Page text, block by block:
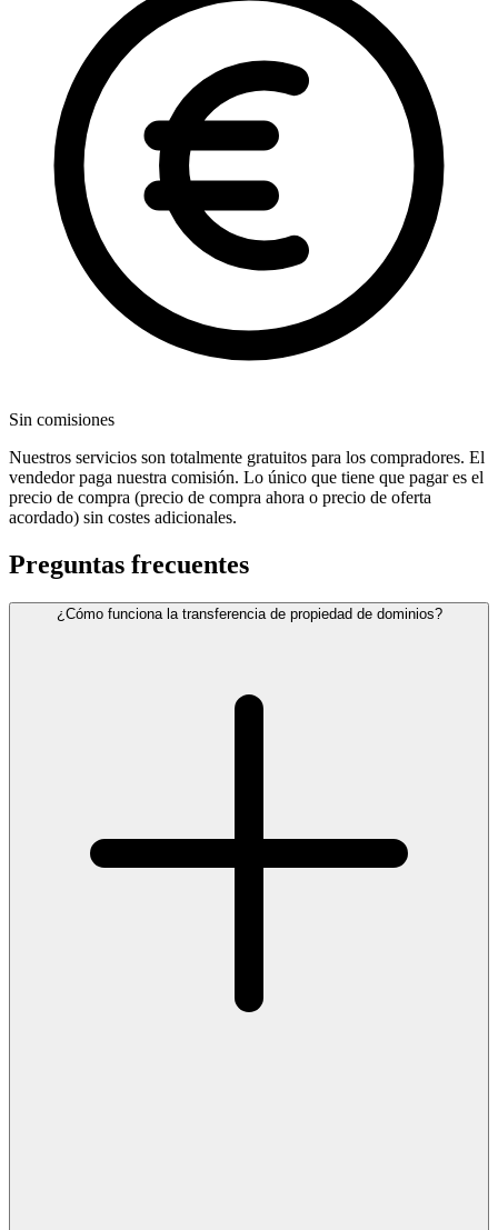
Sin comisiones
Nuestros servicios son totalmente gratuitos para los compradores. El
vendedor paga nuestra comisión. Lo único que tiene que pagar es el
precio de compra (precio de compra ahora o precio de oferta
acordado) sin costes adicionales.
Preguntas frecuentes
¿Cómo funciona la transferencia de propiedad de dominios?